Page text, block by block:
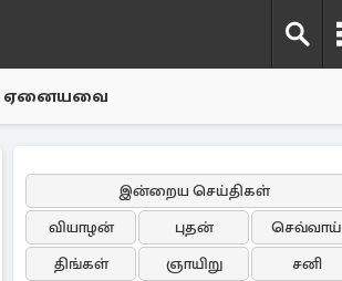
ஏனையவை
இன்றைய செய்திகள்
வியாழன்
புதன்
செவ்வாய்
திங்கள்
ஞாயிறு
சனி